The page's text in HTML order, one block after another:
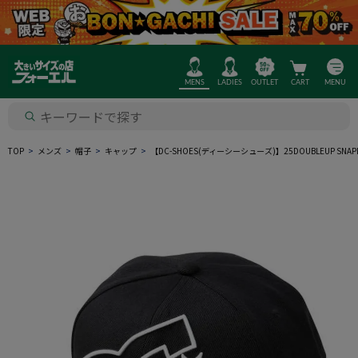
MENS LADIES OUTLET CART MENU
TOP メンズ 帽子 キャップ 【DC-SHOES(ディーシーシューズ)】25DOUBLEUP